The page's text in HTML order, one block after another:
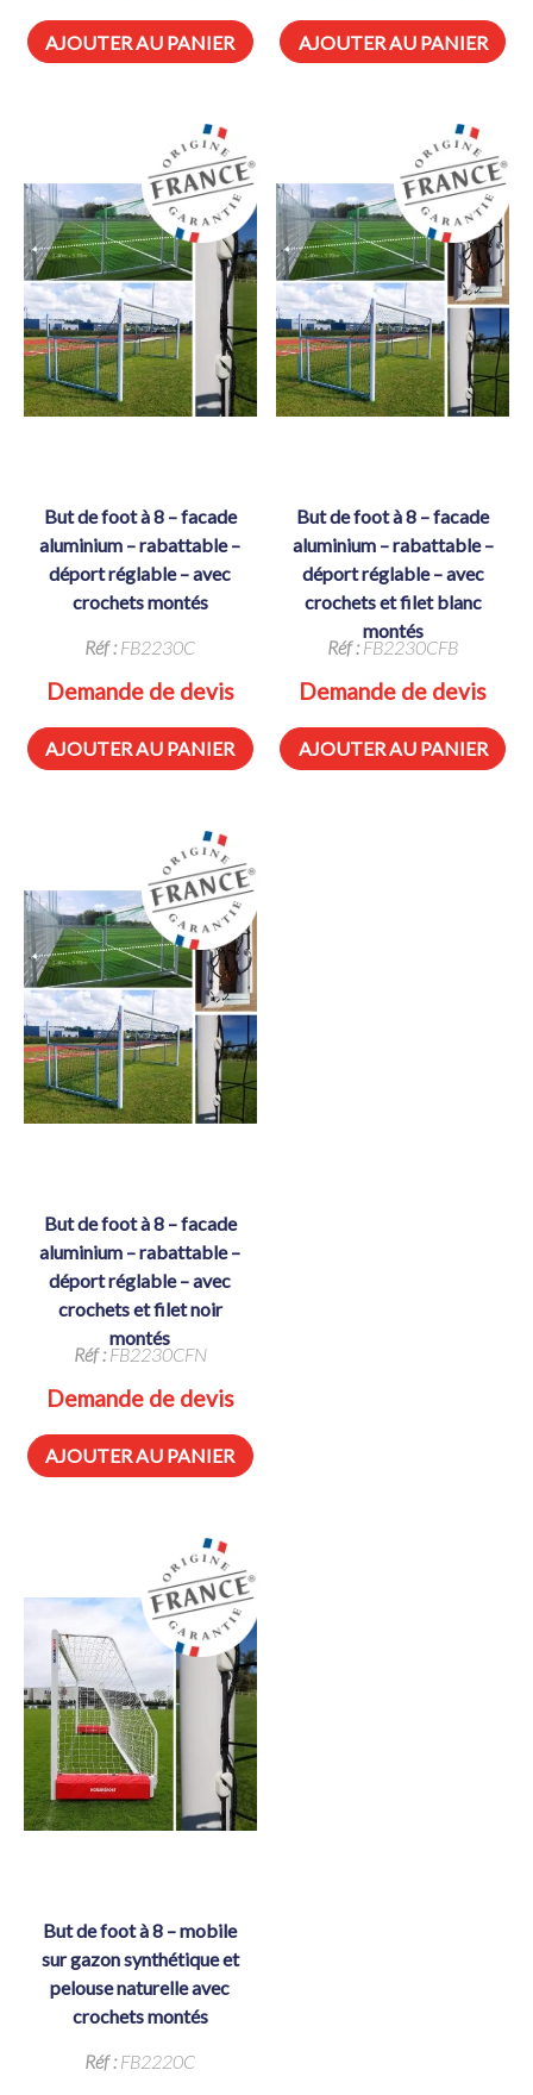
AJOUTER AU PANIER AJOUTER AU PANIER
but de foot à 8 – facade
aluminium – rabattable –
déport réglable – avec
crochets montés
Réf :FB2230C
Demande de devis
AJOUTER AU PANIER
but de foot à 8 – facade
aluminium – rabattable –
déport réglable – avec
crochets et filet blanc
montés
Réf :FB2230CFB
Demande de devis
AJOUTER AU PANIER
but de foot à 8 – facade
aluminium – rabattable –
déport réglable – avec
crochets et filet noir
montés
Réf :FB2230CFN
Demande de devis
AJOUTER AU PANIER
but de foot à 8 – mobile
sur gazon synthétique et
pelouse naturelle avec
crochets montés
Réf :FB2220C